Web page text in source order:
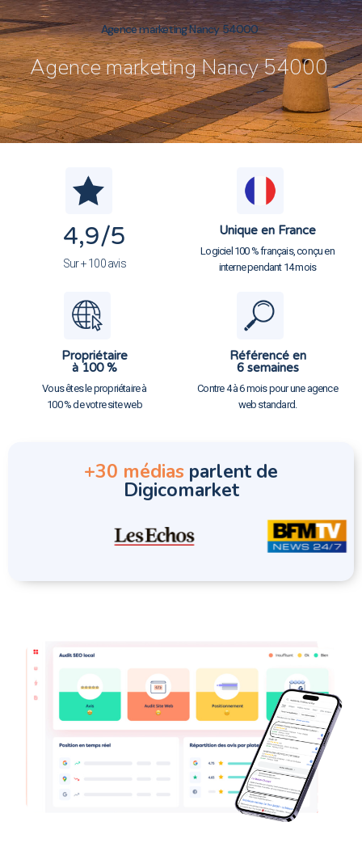
Agence marketing Nancy 54000
Agence marketing Nancy 54000
4,9/5
Sur + 100 avis
Unique en France
Logiciel 100 % français, conçu en
interne pendant 14 mois
Propriétaire
à 100 %
Vous êtes le propriétaire à
100 % de votre site web
Référencé en
6 semaines
Contre 4 à 6 mois pour une agence
web standard.
+30 médias parlent de
Digicomarket